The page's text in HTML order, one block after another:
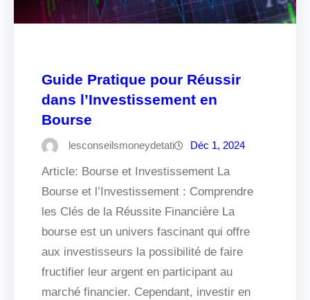
Guide Pratique pour Réussir
dans l’Investissement en
Bourse
lesconseilsmoneydetati Déc 1, 2024
Article: Bourse et Investissement La
Bourse et l’Investissement : Comprendre
les Clés de la Réussite Financière La
bourse est un univers fascinant qui offre
aux investisseurs la possibilité de faire
fructifier leur argent en participant au
marché financier. Cependant, investir en